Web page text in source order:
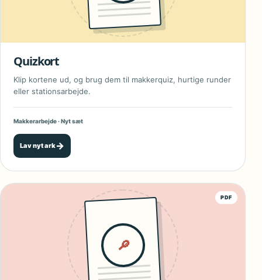
Quizkort
Klip kortene ud, og brug dem til makkerquiz, hurtige runder
eller stationsarbejde.
Makkerarbejde · Nyt sæt
Lav nyt ark→
PDF
🔎